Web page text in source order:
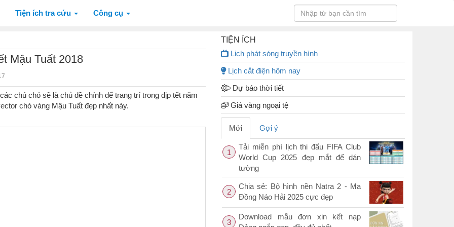
Tiện ích tra cứu Công cụ
Mậu Tuất 2018
chú chó sẽ là chủ đề chính để trang trí trong dịp tết năm
chó vàng Mậu Tuất đẹp nhất này.
TIỆN ÍCH
Lịch phát sóng truyền hình
Lịch cắt điện hôm nay
Dự báo thời tiết
Giá vàng ngoại tệ
Mới Gợi ý
1
Tải miễn phí lịch thi đấu FIFA Club
World Cup 2025 đẹp mắt để dán
tường
2
Chia sẻ: Bộ hình nền Natra 2 - Ma
Đồng Náo Hải 2025 cực đẹp
3
Download mẫu đơn xin kết nạp